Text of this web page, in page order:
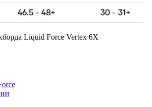
Liquid Force Vertex 6X